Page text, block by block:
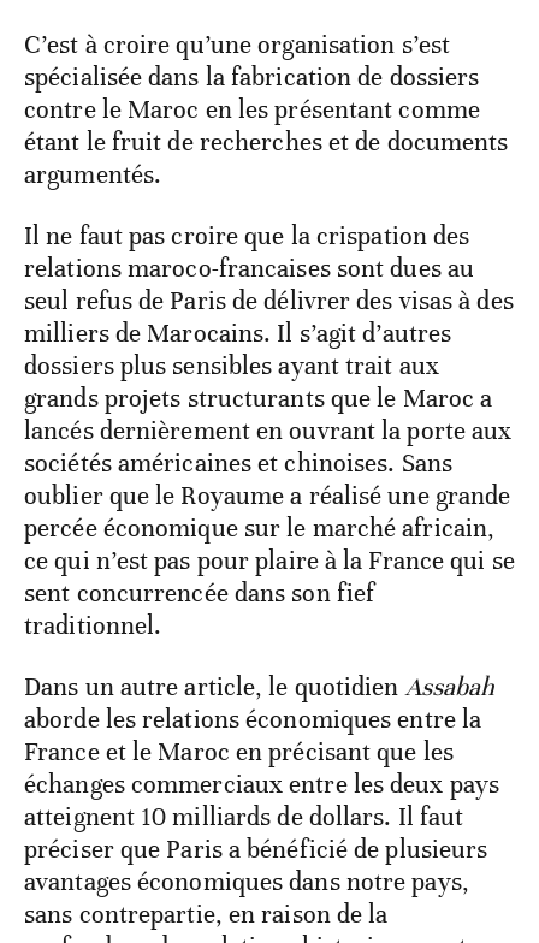
C’est à croire qu’une organisation s’est
spécialisée dans la fabrication de dossiers
contre le Maroc en les présentant comme
étant le fruit de recherches et de documents
argumentés.
Il ne faut pas croire que la crispation des
relations maroco-francaises sont dues au
seul refus de Paris de délivrer des visas à des
milliers de Marocains. Il s’agit d’autres
dossiers plus sensibles ayant trait aux
grands projets structurants que le Maroc a
lancés dernièrement en ouvrant la porte aux
sociétés américaines et chinoises. Sans
oublier que le Royaume a réalisé une grande
percée économique sur le marché africain,
ce qui n’est pas pour plaire à la France qui se
sent concurrencée dans son fief
traditionnel.
Dans un autre article, le quotidienAssabah
aborde les relations économiques entre la
France et le Maroc en précisant que les
échanges commerciaux entre les deux pays
atteignent 10 milliards de dollars. Il faut
préciser que Paris a bénéficié de plusieurs
avantages économiques dans notre pays,
sans contrepartie, en raison de la